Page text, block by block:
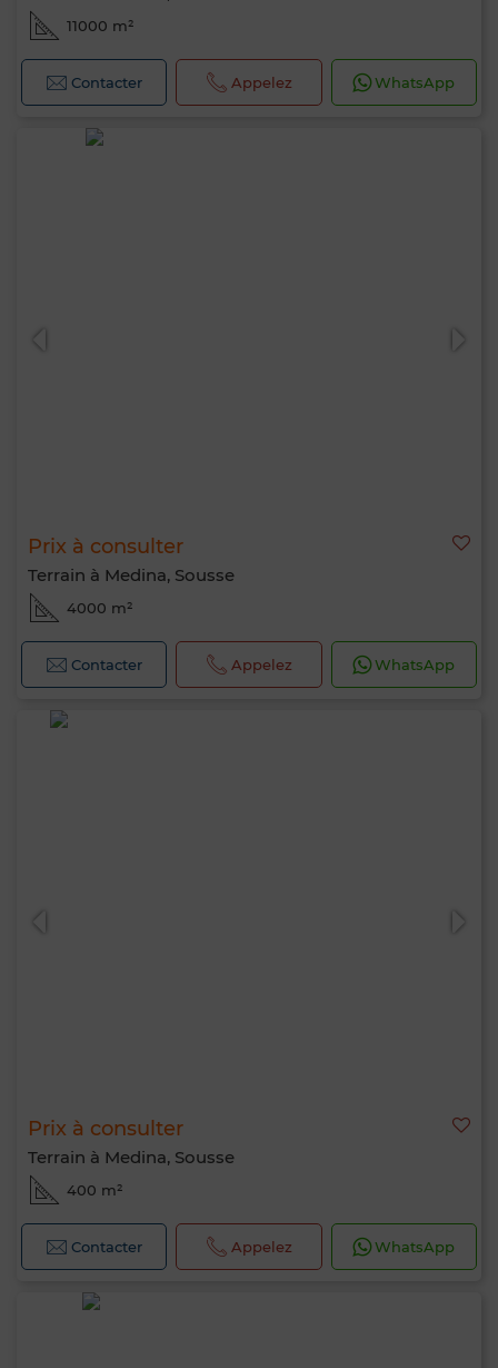
11000 m²
Contacter Appelez WhatsApp
Prix à consulter
Terrain à Medina, Sousse
4000 m²
Contacter Appelez WhatsApp
Prix à consulter
Terrain à Medina, Sousse
400 m²
Contacter Appelez WhatsApp